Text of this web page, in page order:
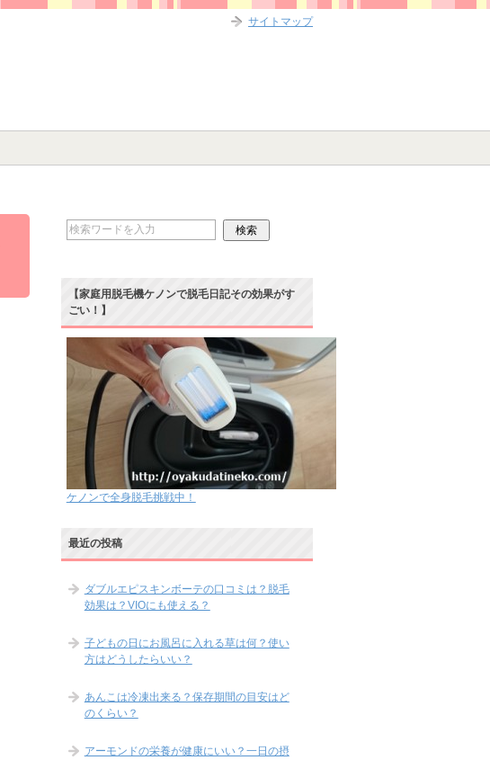
【家庭用脱毛機ケノンで脱毛日記その効果がす
ごい！】
ケノンで全身脱毛挑戦中！
最近の投稿
ダブルエピスキンボーテの口コミは？脱毛
効果は？VIOにも使える？
子どもの日にお風呂に入れる草は何？使い
方はどうしたらいい？
あんこは冷凍出来る？保存期間の目安はど
のくらい？
アーモンドの栄養が健康にいい？一日の摂
サイトマップ